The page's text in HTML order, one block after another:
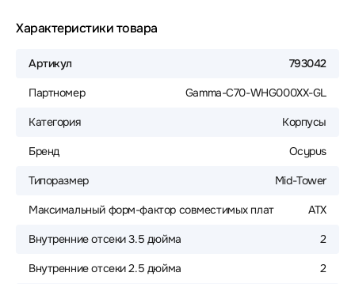
Характеристики товара
Артикул 793042
Партномер Gamma-C70-WHG000XX-GL
Категория Корпусы
Бренд Ocypus
Типоразмер Mid-Tower
Максимальный форм-фактор совместимых плат ATX
Внутренние отсеки 3.5 дюйма 2
Внутренние отсеки 2.5 дюйма 2